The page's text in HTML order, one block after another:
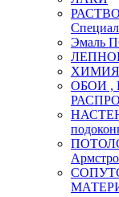
Эмаль
ХИМИЯ
ОБОИ ,